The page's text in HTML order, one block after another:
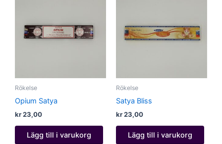
Rökelse
Opium Satya
kr23,00
Lägg till i varukorg
Rökelse
Satya Bliss
kr23,00
Lägg till i varukorg